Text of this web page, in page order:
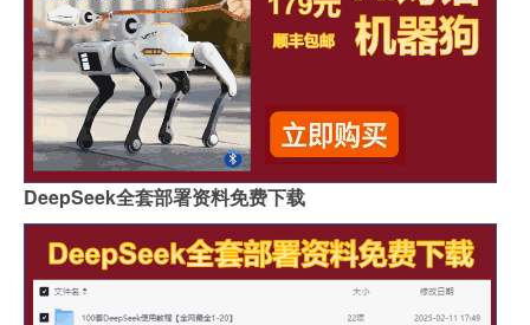
DeepSeek全套部署资料免费下载